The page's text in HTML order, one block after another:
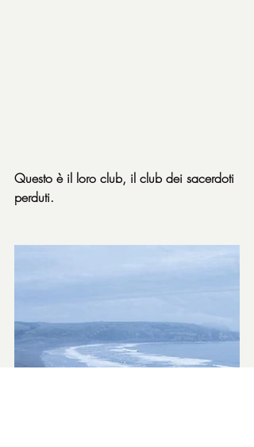
Questo è il loro club, il club dei sacerdoti
perduti.